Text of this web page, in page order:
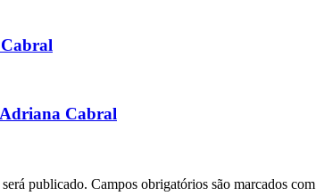
Cabral
publicado. Campos obrigatórios são marcados com